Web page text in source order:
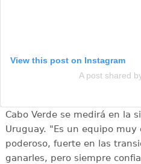
View this post on Instagram
A post shared
Cabo Verde se medirá en la
Uruguay. "Es un equipo
poderoso, fuerte en las
ganarles, pero siempre